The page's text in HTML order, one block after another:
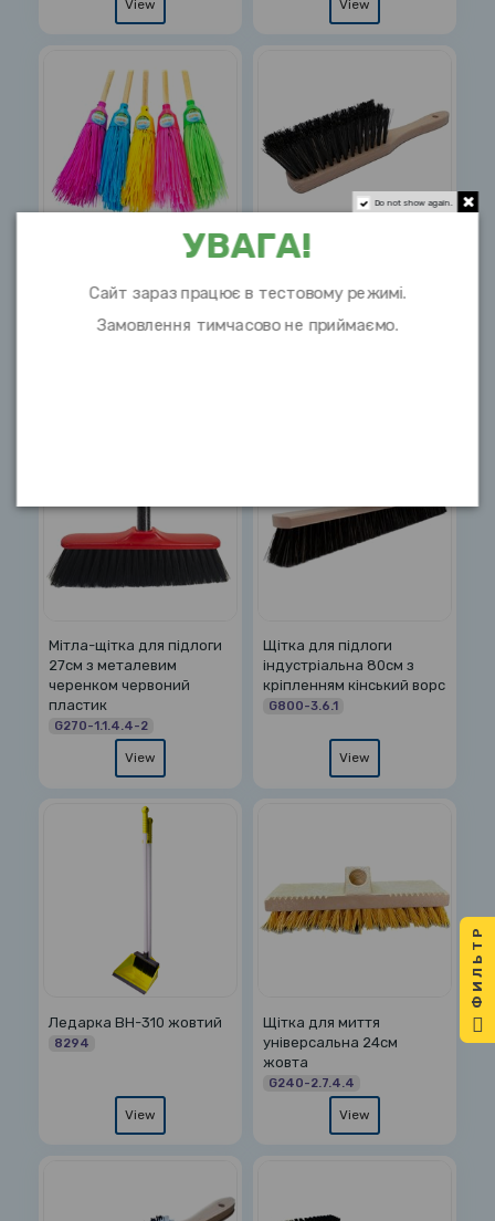
View View
MAN 5-рядна з
щетина 55мм 280х40мм
ручкою
Мітла-щітка для підлоги
27см з металевим
черенком червоний
пластик
G270-1.1.4.4-2
View
Щітка для підлоги
індустріальна 80см з
кріпленням кінський ворс
G800-3.6.1
View
Ледарка ВН-310 жовтий
8294
View
Щітка для миття
універсальна 24см
жовта
G240-2.7.4.4
View
Do not show again.
УВАГА!
Сайт зараз працює в тестовому режимі.
Замовлення тимчасово не приймаємо.
ФИЛЬТР